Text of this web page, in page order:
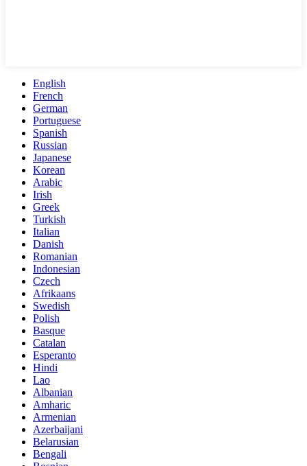
English
French
German
Portuguese
Spanish
Russian
Japanese
Korean
Arabic
Irish
Greek
Turkish
Italian
Danish
Romanian
Indonesian
Czech
Afrikaans
Swedish
Polish
Basque
Catalan
Esperanto
Hindi
Lao
Albanian
Amharic
Armenian
Azerbaijani
Belarusian
Bengali